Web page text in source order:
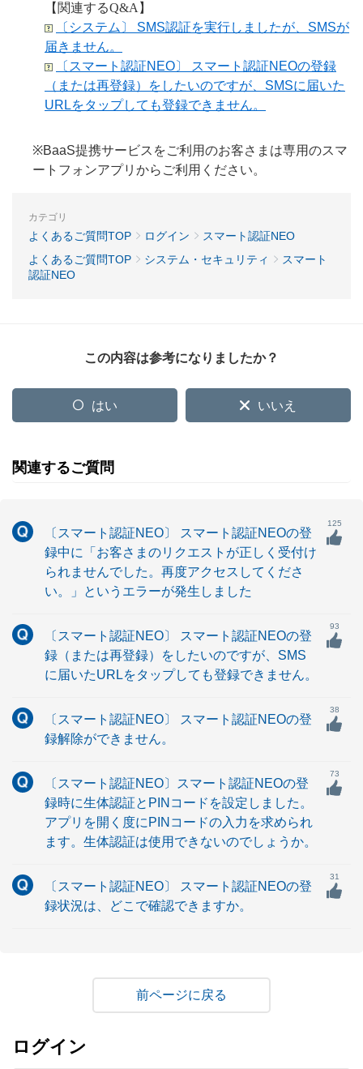
【関連するQ&A】
〔システム〕 SMS認証を実行しましたが、SMSが
届きません。
〔スマート認証NEO〕 スマート認証NEOの登録
（または再登録）をしたいのですが、SMSに届いた
URLをタップしても登録できません。
※BaaS提携サービスをご利用のお客さまは専用のスマ
ートフォンアプリからご利用ください。
カテゴリ
よくあるご質問TOP ログイン
スマート認証NEO
よくあるご質問TOP
システム・セキュリティ
スマート
認証NEO
この内容は参考になりましたか？
はい いいえ
関連するご質問
〔スマート認証NEO〕 スマート認証NEOの登
録中に「お客さまのリクエストが正しく受付け
られませんでした。再度アクセスしてくださ
い。」というエラーが発生しました
125
〔スマート認証NEO〕 スマート認証NEOの登
録（または再登録）をしたいのですが、SMS
に届いたURLをタップしても登録できません。
93
〔スマート認証NEO〕 スマート認証NEOの登
録解除ができません。
38
〔スマート認証NEO〕スマート認証NEOの登
録時に生体認証とPINコードを設定しました。
アプリを開く度にPINコードの入力を求められ
ます。生体認証は使用できないのでしょうか。
73
〔スマート認証NEO〕 スマート認証NEOの登
録状況は、どこで確認できますか。
31
戻る
ログイン